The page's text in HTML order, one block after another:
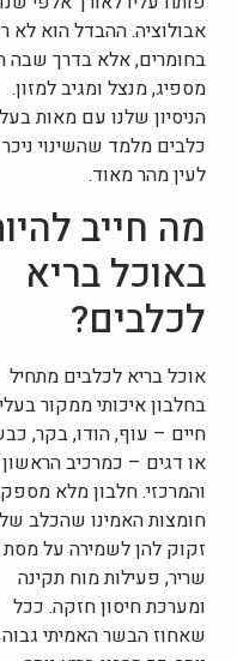
אבולוציה. ההבדל הוא לא
בחומרים, אלא בדרך שבה
מספיג, מנצל ומגיב למזון.
הניסיון שלנו עם מאות
כלבים מלמד שהשינוי ניכר
לעין מהר מאוד.
מה חייב
באוכל בריא
לכלבים?
אוכל בריא לכלבים מתחיל
בחלבון איכותי ממקור בעלי
חיים – עוף, הודו, בקר,
או דגים – כמרכיב הראשון
והמרכזי. חלבון מלא
חומצות האמינו שהכלב
זקוק להן לשמירה על מסת
שריר, פעילות מוח תקינה
ומערכת חיסון חזקה. ככל
שאחוז הבשר האמיתי גבוה